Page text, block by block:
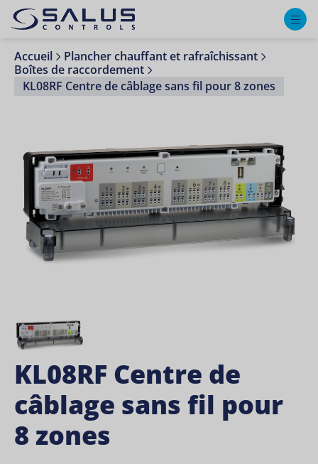
Accueil
Plancher chauffant et rafraîchissant
Boîtes de raccordement
KL08RF Centre de câblage sans fil pour 8 zones
KL08RF Centre de
câblage sans fil pour
8 zones